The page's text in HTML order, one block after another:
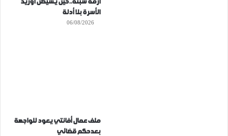
أزمة سبتة..حين يشيطن أوريد
الأسرة بلا أدلة
06/08/2026
ملف عمال أفانتي يعود للواجهة
بعدحكم قضائي